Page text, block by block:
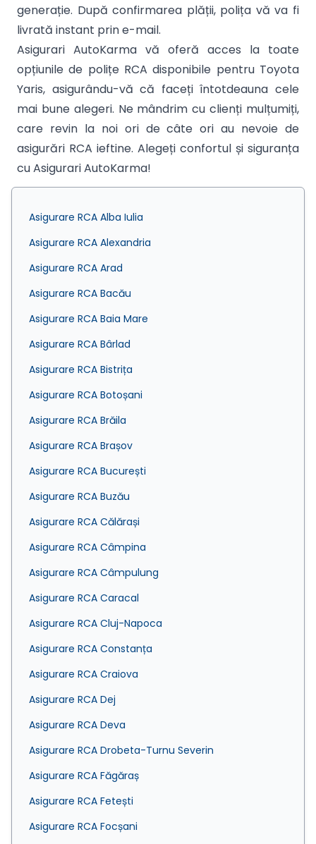
generație. După confirmarea plății, polița vă va fi
livrată instant prin e-mail.
Asigurari AutoKarma vă oferă acces la toate
opțiunile de polițe RCA disponibile pentru Toyota
Yaris, asigurându-vă că faceți întotdeauna cele
mai bune alegeri. Ne mândrim cu clienți mulțumiți,
care revin la noi ori de câte ori au nevoie de
asigurări RCA ieftine. Alegeți confortul și siguranța
cu Asigurari AutoKarma!
Asigurare RCA Alba Iulia
Asigurare RCA Alexandria
Asigurare RCA Arad
Asigurare RCA Bacău
Asigurare RCA Baia Mare
Asigurare RCA Bârlad
Asigurare RCA Bistrița
Asigurare RCA Botoșani
Asigurare RCA Brăila
Asigurare RCA Brașov
Asigurare RCA București
Asigurare RCA Buzău
Asigurare RCA Călărași
Asigurare RCA Câmpina
Asigurare RCA Câmpulung
Asigurare RCA Caracal
Asigurare RCA Cluj-Napoca
Asigurare RCA Constanța
Asigurare RCA Craiova
Asigurare RCA Dej
Asigurare RCA Deva
Asigurare RCA Drobeta-Turnu Severin
Asigurare RCA Făgăraș
Asigurare RCA Fetești
Asigurare RCA Focșani